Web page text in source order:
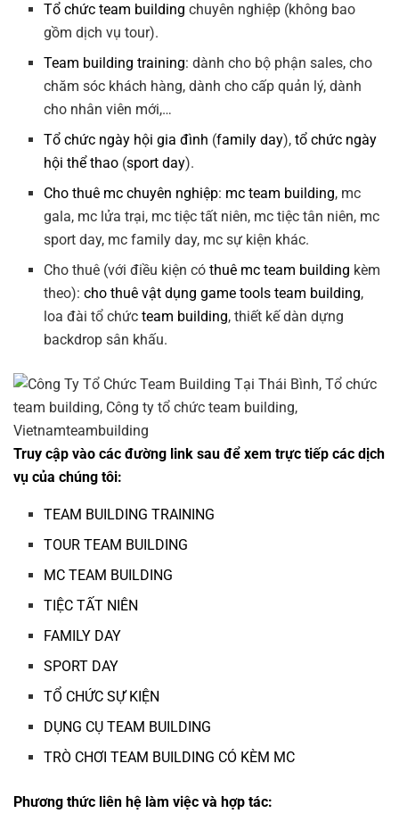
Tổ chức team building chuyên nghiệp (không bao
gồm dịch vụ tour).
Team building training: dành cho bộ phận sales, cho
chăm sóc khách hàng, dành cho cấp quản lý, dành
cho nhân viên mới,…
Tổ chức ngày hội gia đình (family day),tổ chức ngày
hội thể thao (sport day).
Cho thuê mc chuyên nghiệp: mc team building, mc
gala, mc lửa trại, mc tiệc tất niên, mc tiệc tân niên, mc
sport day, mc family day, mc sự kiện khác.
Cho thuê (với điều kiện cóthuê mc team building kèm
theo):cho thuê vật dụng game tools team building,
loa đài tổ chứcteam building, thiết kế dàn dựng
backdrop sân khấu.
Truy cập vào các đường link sau để xem trực tiếp các dịch
vụ của chúng tôi:
TEAM BUILDING TRAINING
TOUR TEAM BUILDING
MC TEAM BUILDING
TIỆC TẤT NIÊN
FAMILY DAY
SPORT DAY
TỔ CHỨC SỰ KIỆN
DỤNG CỤ TEAM BUILDING
TRÒ CHƠI TEAM BUILDING CÓ KÈM MC
Phương thức liên hệ làm việc và hợp tác: